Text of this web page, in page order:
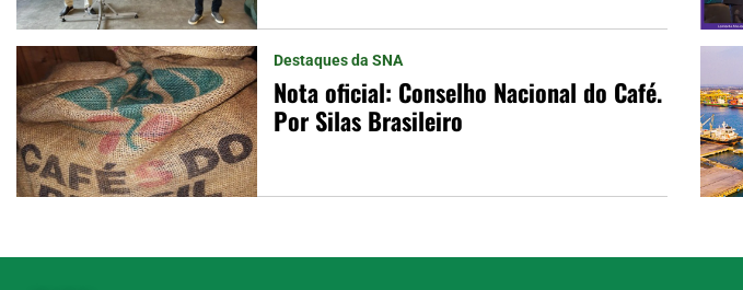
Destaques da SNA
Nota oficial: Conselho Nacional do Café.
Por Silas Brasileiro